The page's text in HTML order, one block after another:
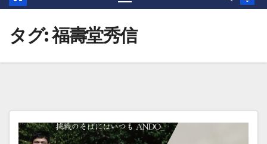
タグ:福壽堂秀信